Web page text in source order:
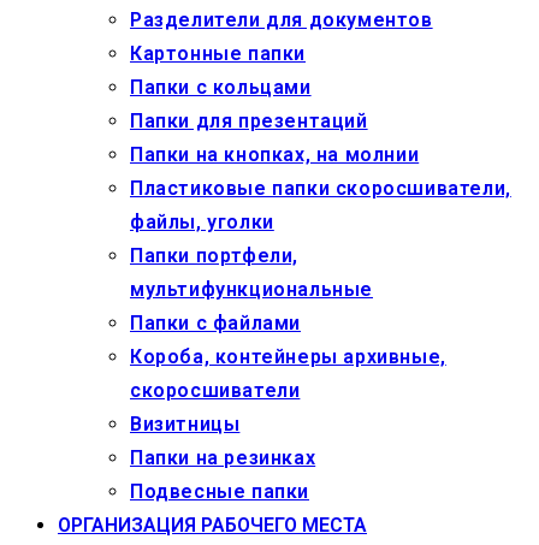
Разделители для документов
Картонные папки
Папки с кольцами
Папки для презентаций
Папки на кнопках, на молнии
Пластиковые папки скоросшиватели,
файлы, уголки
Папки портфели,
мультифункциональные
Папки с файлами
Короба, контейнеры архивные,
скоросшиватели
Визитницы
Папки на резинках
Подвесные папки
ОРГАНИЗАЦИЯ РАБОЧЕГО МЕСТА